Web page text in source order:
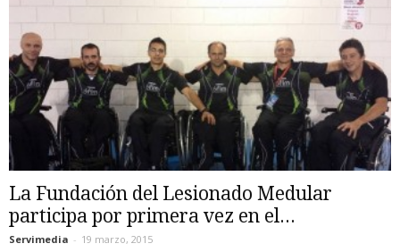
La Fundación del Lesionado Medular
participa por primera vez en el...
Servimedia - 19 marzo, 2015